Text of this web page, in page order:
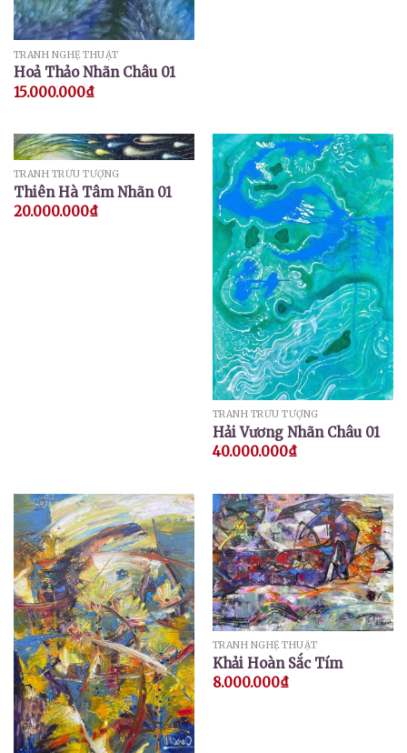
TRANH NGHỆ THUẬT
Hoả Thảo Nhãn Châu 01
15.000.000₫
TRANH TRỪU TƯỢNG
Thiên Hà Tâm Nhãn 01
20.000.000₫
TRANH TRỪU TƯỢNG
Hải Vương Nhãn Châu 01
40.000.000₫
TRANH NGHỆ THUẬT
Khải Hoàn Sắc Tím
8.000.000₫